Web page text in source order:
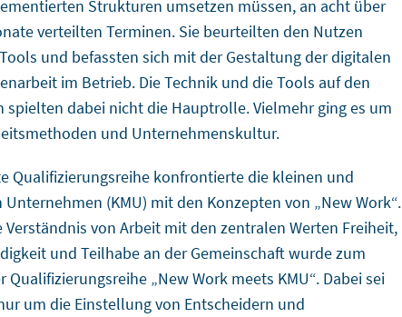
Strukturen umsetzen müssen, an acht über
verteilten Terminen. Sie beurteilten den Nutzen
und befassten sich mit der Gestaltung der digitalen
im Betrieb. Die Technik und die Tools auf den
spielten dabei nicht die Hauptrolle. Vielmehr ging es um
und Unternehmenskultur.
Qualifizierungsreihe konfrontierte die kleinen und
(KMU) mit den Konzepten von „New Work“.
Verständnis von Arbeit mit den zentralen Werten Freiheit,
und Teilhabe an der Gemeinschaft wurde zum
Qualifizierungsreihe „New Work meets KMU“. Dabei sei
um die Einstellung von Entscheidern und